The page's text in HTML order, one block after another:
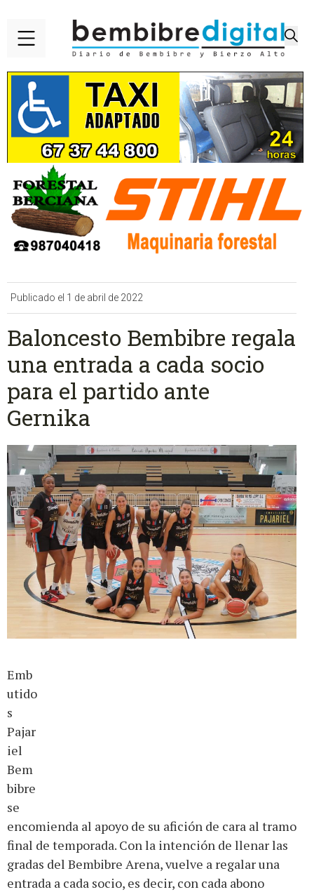
Publicado el 1 de abril de 2022
Baloncesto Bembibre regala
una entrada a cada socio
para el partido ante
Gernika
Emb
utido
s
Pajar
iel
Bem
bibre
se
encomienda al apoyo de su afición de cara al tramo
final de temporada. Con la intención de llenar las
gradas del Bembibre Arena, vuelve a regalar una
entrada a cada socio, es decir, con cada abono